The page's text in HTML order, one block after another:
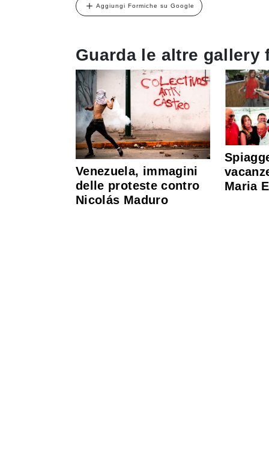
Aggiungi Formiche su Google
Guarda le altre gallery
Venezuela, immagini
delle proteste contro
Nicolás Maduro
Maria